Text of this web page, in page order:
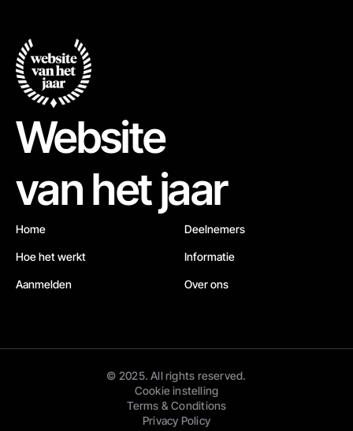
Website
van het jaar
Home
Hoe het werkt
Aanmelden
Deelnemers
Informatie
Over ons
© 2025. All rights reserved.
Cookie instelling
Terms & Conditions
Privacy Policy